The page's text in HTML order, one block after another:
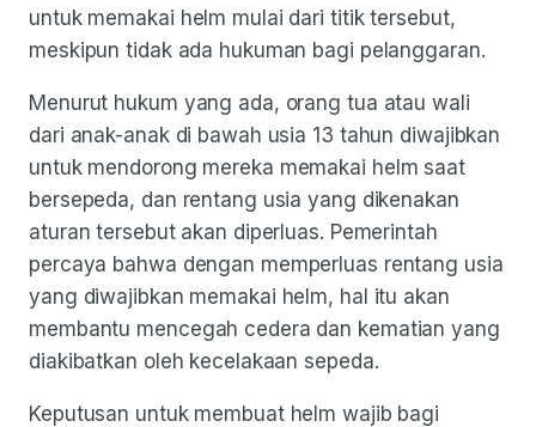
untuk memakai helm mulai dari titik tersebut,
meskipun tidak ada hukuman bagi pelanggaran.
Menurut hukum yang ada, orang tua atau wali
dari anak-anak di bawah usia 13 tahun diwajibkan
untuk mendorong mereka memakai helm saat
bersepeda, dan rentang usia yang dikenakan
aturan tersebut akan diperluas. Pemerintah
percaya bahwa dengan memperluas rentang usia
yang diwajibkan memakai helm, hal itu akan
membantu mencegah cedera dan kematian yang
diakibatkan oleh kecelakaan sepeda.
Keputusan untuk membuat helm wajib bagi